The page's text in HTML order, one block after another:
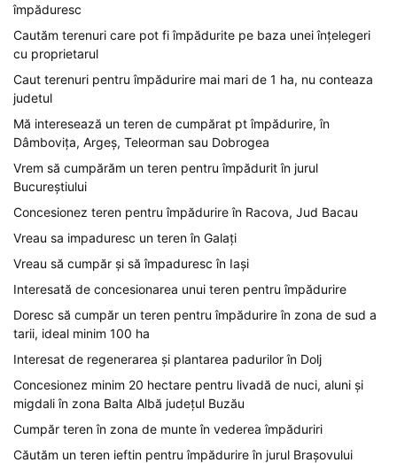
împăduresc
Cautăm terenuri care pot fi împădurite pe baza unei înțelegeri
cu proprietarul
Caut terenuri pentru împădurire mai mari de 1 ha, nu conteaza
judetul
Mă interesează un teren de cumpărat pt împădurire, în
Dâmbovița, Argeș, Teleorman sau Dobrogea
Vrem să cumpărăm un teren pentru împădurit în jurul
Bucureștiului
Concesionez teren pentru împădurire în Racova, Jud Bacau
Vreau sa impaduresc un teren în Galați
Vreau să cumpăr și să împaduresc în Iași
Interesată de concesionarea unui teren pentru împădurire
Doresc să cumpăr un teren pentru împădurire în zona de sud a
tarii, ideal minim 100 ha
Interesat de regenerarea și plantarea padurilor în Dolj
Concesionez minim 20 hectare pentru livadă de nuci, aluni și
migdali în zona Balta Albă județul Buzău
Cumpăr teren în zona de munte în vederea împăduriri
Căutăm un teren ieftin pentru împădurire în jurul Brașovului